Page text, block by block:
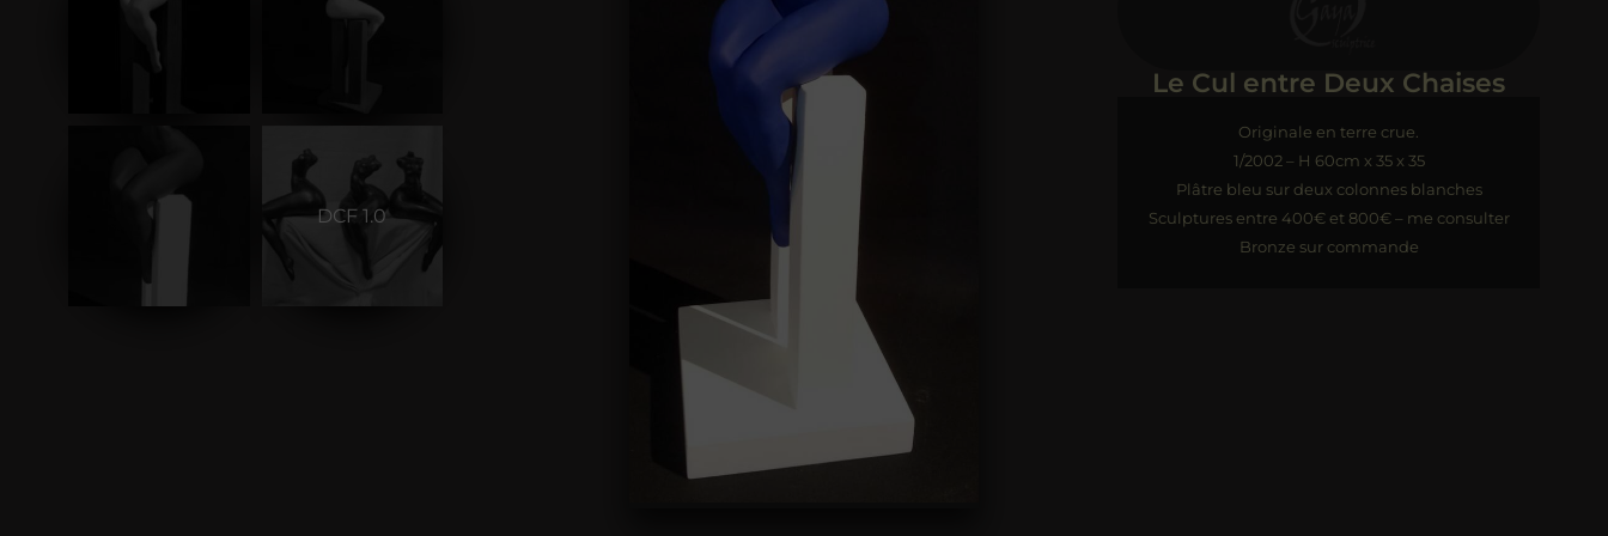
DCF 1.0
Le Cul entre Deux Chaises
Originale en terre crue.
1/2002 – H 60cm x 35 x 35
Plâtre bleu sur deux colonnes blanches
Sculptures entre 400€ et 800€ – me consulter
Bronze sur commande